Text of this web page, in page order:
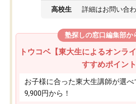
高校生 詳細はお問い合
塾探しの窓口編集部か
トウコベ【東大生によるオンラ
すすめポイント
お子様に合った東大生講師が選
9,900円から！